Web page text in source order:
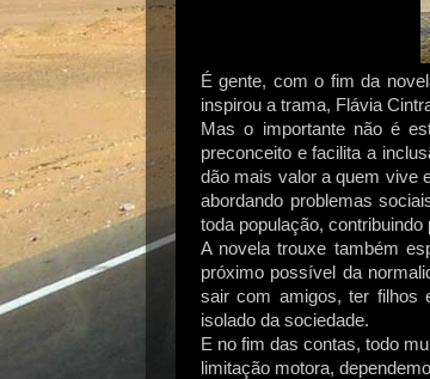
É gente, com o fim da
inspirou a trama, Flávia
Mas o importante não é
preconceito e facilita a
dão mais valor a quem vive
abordando problemas
toda população,
A novela trouxe também
próximo possível da
sair com amigos, ter filhos
isolado da sociedade.
E no fim das contas, todo
limitação motora,